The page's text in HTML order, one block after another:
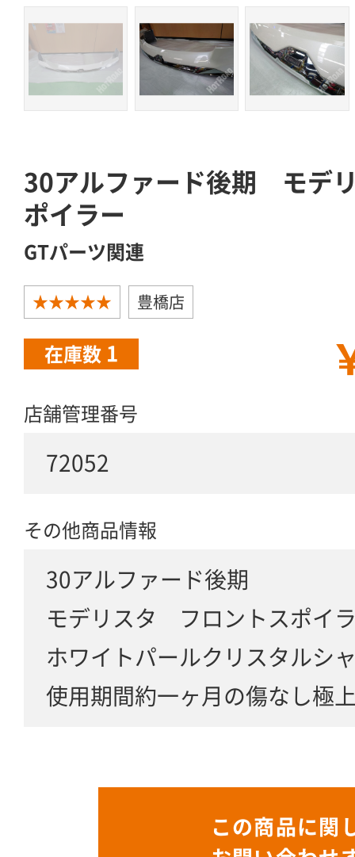
30アルファード後期 モデ
ポイラー
GTパーツ関連
★★★★★ 豊橋店
在庫数 1
店舗管理番号
72052
その他商品情報
30アルファード後期
モデリスタ フロントスポイ
ホワイトパールクリスタルシ
使用期間約一ヶ月の傷なし極
この商品に関